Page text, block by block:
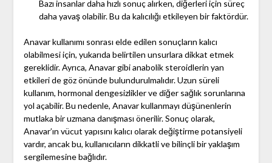
Bazı insanlar daha hızlı sonuç alırken, diğerleri için süreç
daha yavaş olabilir. Bu da kalıcılığı etkileyen bir faktördür.
Anavar kullanımı sonrası elde edilen sonuçların kalıcı
olabilmesi için, yukarıda belirtilen unsurlara dikkat etmek
gereklidir. Ayrıca, Anavar gibi anabolik steroidlerin yan
etkileri de göz önünde bulundurulmalıdır. Uzun süreli
kullanım, hormonal dengesizlikler ve diğer sağlık sorunlarına
yol açabilir. Bu nedenle, Anavar kullanmayı düşünenlerin
mutlaka bir uzmana danışması önerilir. Sonuç olarak,
Anavar’ın vücut yapısını kalıcı olarak değiştirme potansiyeli
vardır, ancak bu, kullanıcıların dikkatli ve bilinçli bir yaklaşım
sergilemesine bağlıdır.